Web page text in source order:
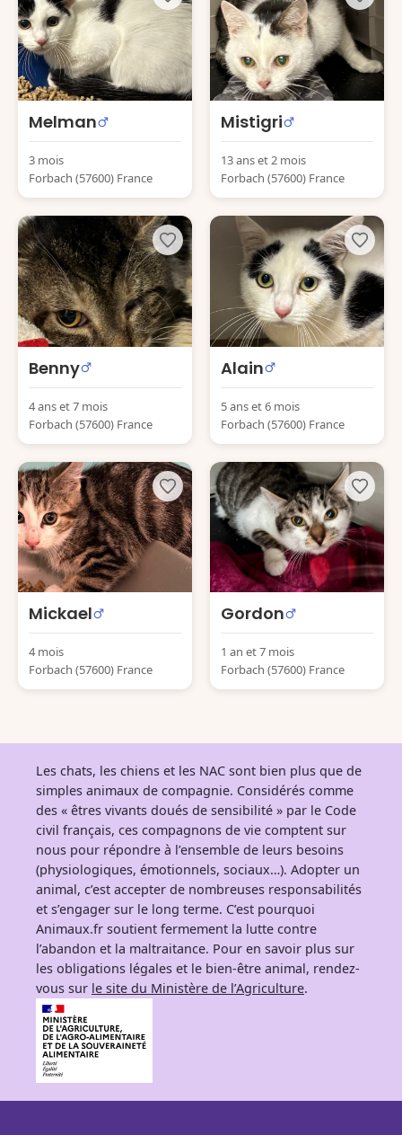
Melman
3 mois
Forbach (57600) France
Mistigri
13 ans et 2 mois
Forbach (57600) France
Benny
4 ans et 7 mois
Forbach (57600) France
Alain
5 ans et 6 mois
Forbach (57600) France
Mickael
4 mois
Forbach (57600) France
Gordon
1 an et 7 mois
Forbach (57600) France
Les chats, les chiens et les NAC sont bien plus que de
simples animaux de compagnie. Considérés comme
des « êtres vivants doués de sensibilité » par le Code
civil français, ces compagnons de vie comptent sur
nous pour répondre à l’ensemble de leurs besoins
(physiologiques, émotionnels, sociaux…). Adopter un
animal, c’est accepter de nombreuses responsabilités
et s’engager sur le long terme. C’est pourquoi
Animaux.fr soutient fermement la lutte contre
l’abandon et la maltraitance. Pour en savoir plus sur
les obligations légales et le bien-être animal, rendez-
vous sur le site du Ministère de l’Agriculture.